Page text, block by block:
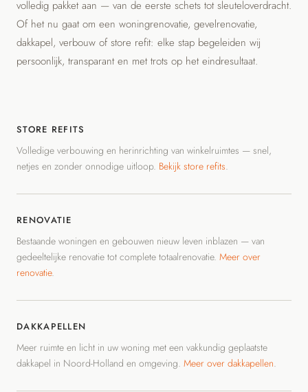
volledig pakket aan — van de eerste schets tot sleuteloverdracht.
Of het nu gaat om een woningrenovatie, gevelrenovatie,
dakkapel, verbouw of store refit: elke stap begeleiden wij
persoonlijk, transparant en met trots op het eindresultaat.
STORE REFITS
Volledige verbouwing en herinrichting van winkelruimtes — snel,
netjes en zonder onnodige uitloop. Bekijk store refits.
RENOVATIE
Bestaande woningen en gebouwen nieuw leven inblazen — van
gedeeltelijke renovatie tot complete totaalrenovatie. Meer over
renovatie.
DAKKAPELLEN
Meer ruimte en licht in uw woning met een vakkundig geplaatste
dakkapel in Noord-Holland en omgeving. Meer over dakkapellen.